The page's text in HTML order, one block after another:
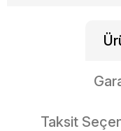
Taksit